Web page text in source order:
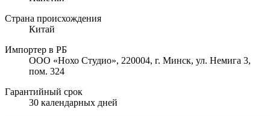
Страна происхождения
Китай
Импортер в РБ
ООО «Нохо Студио», 220004, г. Минск, ул. Немига 3,
пом. 324
Гарантийный срок
30 календарных дней